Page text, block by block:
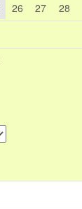
26 27 28